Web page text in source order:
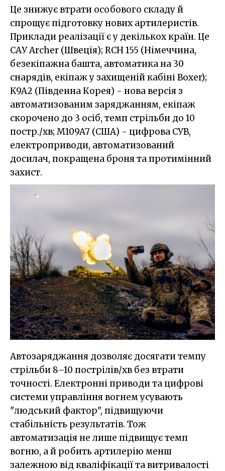
Це знижує втрати особового складу й
спрощує підготовку нових артилеристів.
Приклади реалізації є у декількох країн. Це
САУ Archer (Швеція); RCH 155 (Німеччина,
безекіпажна башта, автоматика на 30
снарядів, екіпаж у захищеній кабіні Boxer);
K9A2 (Південна Корея) - нова версія з
автоматизованим заряджанням, екіпаж
скорочено до 3 осіб, темп стрільби до 10
постр./хв; M109A7 (США) - цифрова СУВ,
електроприводи, автоматизований
досилач, покращена броня та протимінний
захист.
Автозаряджання дозволяє досягати темпу
стрільби 8–10 пострілів/хв без втрати
точності. Електронні приводи та цифрові
системи управління вогнем усувають
"людський фактор", підвищуючи
стабільність результатів. Тож
автоматизація не лише підвищує темп
вогню, а й робить артилерію менш
залежною від кваліфікації та витривалості